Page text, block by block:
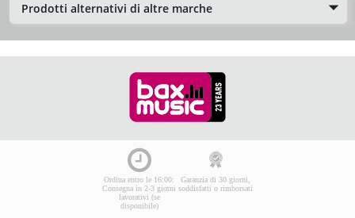
Prodotti alternativi di altre marche
Ordina entro le 16:00:
Consegna in 2-3 giorni
lavorativi (se
disponibile)
Garanzia di 30 giorni,
soddisfatti o rimborsati